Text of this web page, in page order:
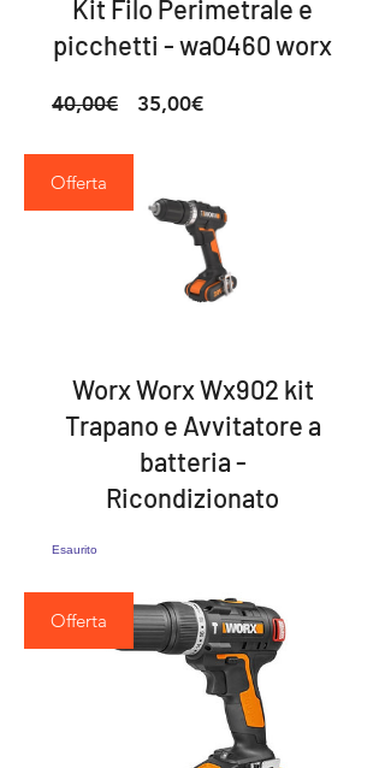
Kit Filo Perimetrale e
picchetti - wa0460 worx
40,00€
Prezzo
35,00€Prezzo
Offerta
Worx Worx Wx902 kit
Trapano e Avvitatore a
batteria -
Ricondizionato
Esaurito
Offerta